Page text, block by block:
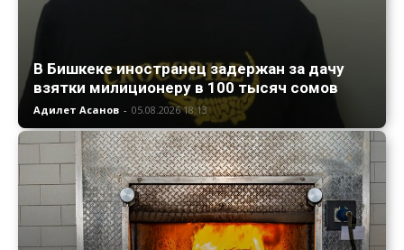
В Бишкеке иностранец задержан за дачу
взятки милиционеру в 100 тысяч сомов
Адилет Асанов - 05.08.2026 18:13